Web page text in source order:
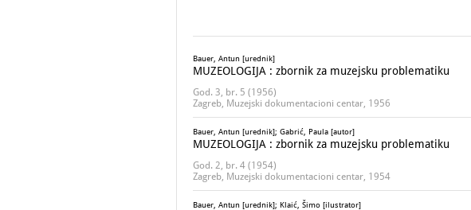
Bauer, Antun [urednik]
MUZEOLOGIJA : zbornik za muzejsku problematiku
God. 3, br. 5 (1956)
Zagreb, Muzejski dokumentacioni centar, 1956
Bauer, Antun [urednik]; Gabrić, Paula [autor]
MUZEOLOGIJA : zbornik za muzejsku problematiku
God. 2, br. 4 (1954)
Zagreb, Muzejski dokumentacioni centar, 1954
Bauer, Antun [urednik]; Klaić, Šimo [ilustrator]